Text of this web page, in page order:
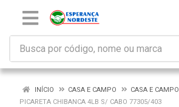
INÍCIO CASA E CAMPO
CASA E CAMPO
PICARETA CHIBANCA 4LB S/ CABO 77305/403